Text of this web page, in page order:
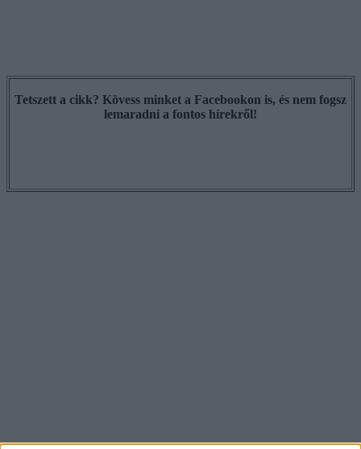
Tetszett a cikk? Kövess minket a Facebookon is, és nem fogsz
lemaradni a fontos hírekről!